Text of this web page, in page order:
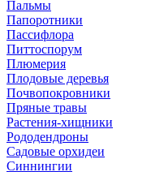
Пальмы
Папоротники
Пассифлора
Питтоспорум
Плюмерия
Плодовые деревья
Почвопокровники
Пряные травы
Растения-хищники
Рододендроны
Садовые орхидеи
Синнингии